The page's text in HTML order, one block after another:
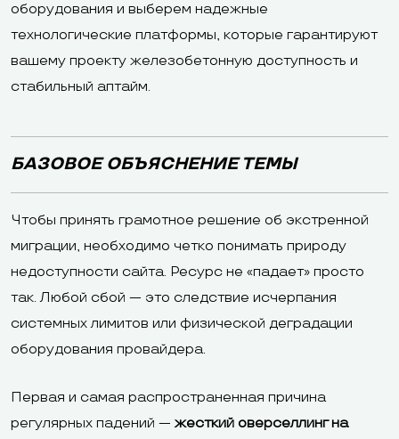
оборудования и выберем надежные
технологические платформы, которые гарантируют
вашему проекту железобетонную доступность и
стабильный аптайм.
БАЗОВОЕ ОБЪЯСНЕНИЕ ТЕМЫ
Чтобы принять грамотное решение об экстренной
миграции, необходимо четко понимать природу
недоступности сайта. Ресурс не «падает» просто
так. Любой сбой — это следствие исчерпания
системных лимитов или физической деградации
оборудования провайдера.
Первая и самая распространенная причина
регулярных падений —жесткий оверселлинг на